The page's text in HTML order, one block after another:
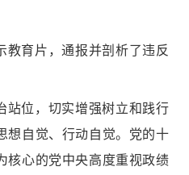
教育片，通报并剖析了违反
站位，切实增强树立和践行
想自觉、行动自觉。党的十
核心的党中央高度重视政绩